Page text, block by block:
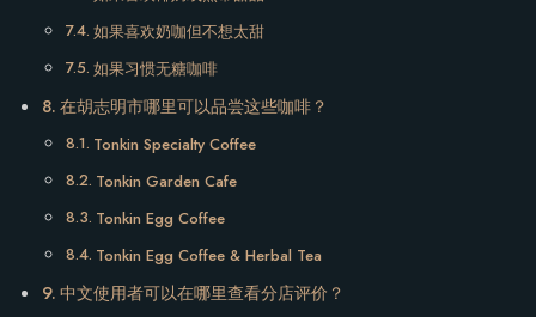
如果喜欢奶咖但不想太甜
如果习惯无糖咖啡
在胡志明市哪里可以品尝这些咖啡？
Tonkin Specialty Coffee
Tonkin Garden Cafe
Tonkin Egg Coffee
Tonkin Egg Coffee & Herbal Tea
中文使用者可以在哪里查看分店评价？